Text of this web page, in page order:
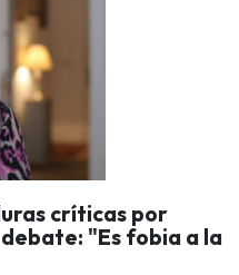
críticas por
"Es fobia a la